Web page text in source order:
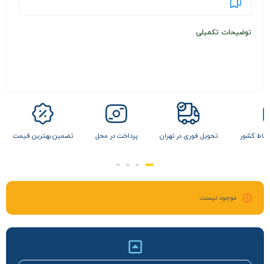
توضیحات تکمیلی
نقاط کشور تحویل فوری در تهران پرداخت در محل تضمین بهترین قیمت
موجود نیست